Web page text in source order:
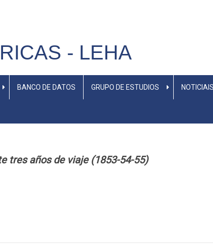
- LEHA
BANCO DE DATOS GRUPO DE ESTUDIOS NOTICIAIS
tres años de viaje (1853-54-55)